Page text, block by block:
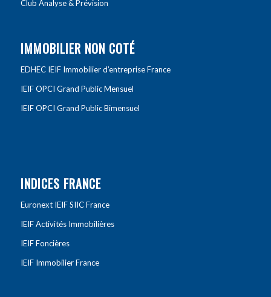
Club Analyse & Prévision
IMMOBILIER NON COTÉ
EDHEC IEIF Immobilier d’entreprise France
IEIF OPCI Grand Public Mensuel
IEIF OPCI Grand Public Bimensuel
INDICES FRANCE
Euronext IEIF SIIC France
IEIF Activités Immobilières
IEIF Foncières
IEIF Immobilier France